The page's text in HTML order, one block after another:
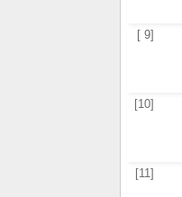
[ 9]
[10]
[11]